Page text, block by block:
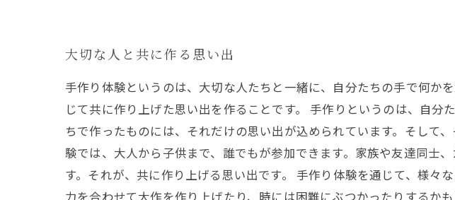
大切な人と共に作る思い出
手作り体験というのは、大切な人たちと一緒に、自分たちの手で何か
じて共に作り上げた思い出を作ることです。 手作りというのは、自
ちで作ったものには、それだけの思い出が込められています。そして
験では、大人から子供まで、誰でもが参加できます。家族や友達同士
す。それが、共に作り上げる思い出です。 手作り体験を通じて、様
力を合わせて大作を作り上げたり、時には困難にぶつかったりするか